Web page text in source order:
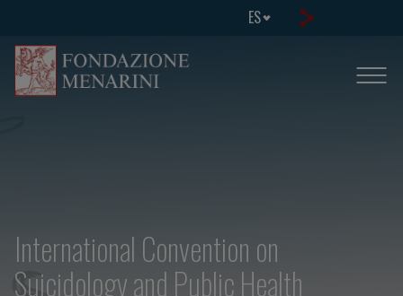
ES
International Convention on
Suicidology and Public Health